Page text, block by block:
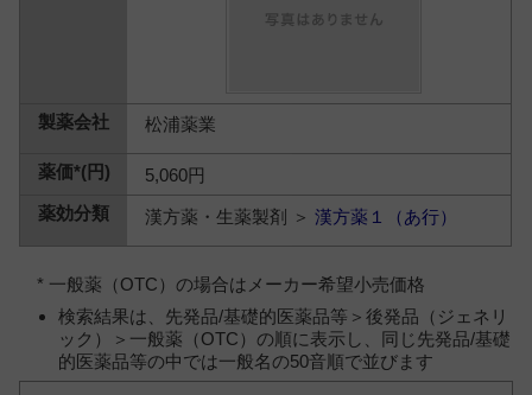
松浦薬業
5,060円
漢方薬・生薬製剤 ＞漢方薬１（あ行）
* 一般薬（OTC）の場合はメーカー希望小売価格
検索結果は、先発品/基礎的医薬品等＞後発品（ジェネリ
ック）＞一般薬（OTC）の順に表示し、同じ先発品/基礎
的医薬品等の中では一般名の50音順で並びます